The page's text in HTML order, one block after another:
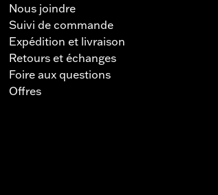
Nous joindre
Suivi de commande
Expédition et livraison
Retours et échanges
Foire aux questions
Offres